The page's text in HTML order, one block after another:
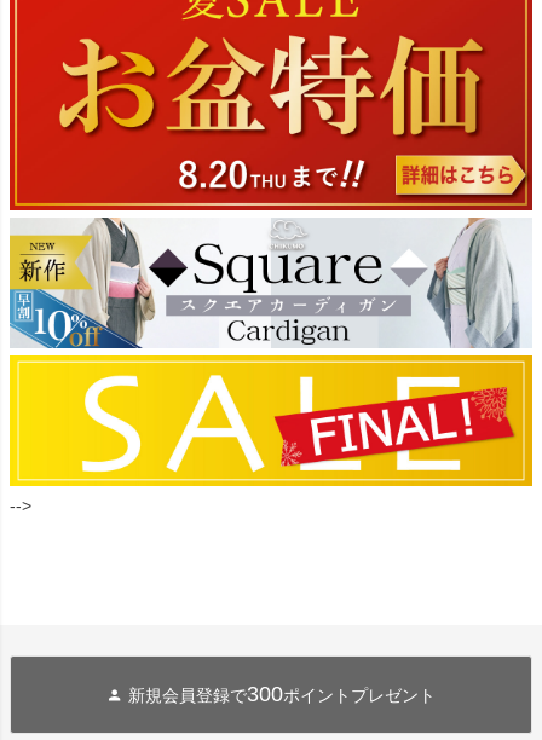
-->
新規会員登録で300ポイントプレゼント